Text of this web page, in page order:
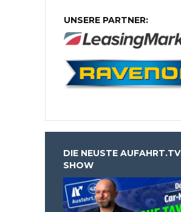
UNSERE PARTNER:
DIE NEUSTE AUFAHRT.TV
SHOW